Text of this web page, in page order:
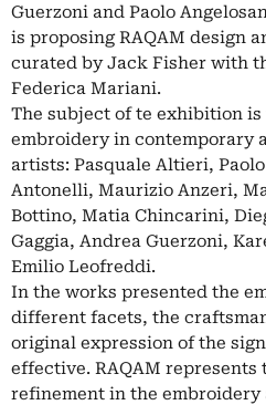
Guerzoni and Paolo
is proposing RAQAM design
curated by Jack Fisher with
Federica Mariani.
The subject of te exhibition
embroidery in contemporary
artists: Pasquale Altieri,
Antonelli, Maurizio Anzeri,
Bottino, Matia Chincarini,
Gaggia, Andrea Guerzoni,
Emilio Leofreddi.
In the works presented the
different facets, the
original expression of the
effective. RAQAM represents
refinement in the embroidery